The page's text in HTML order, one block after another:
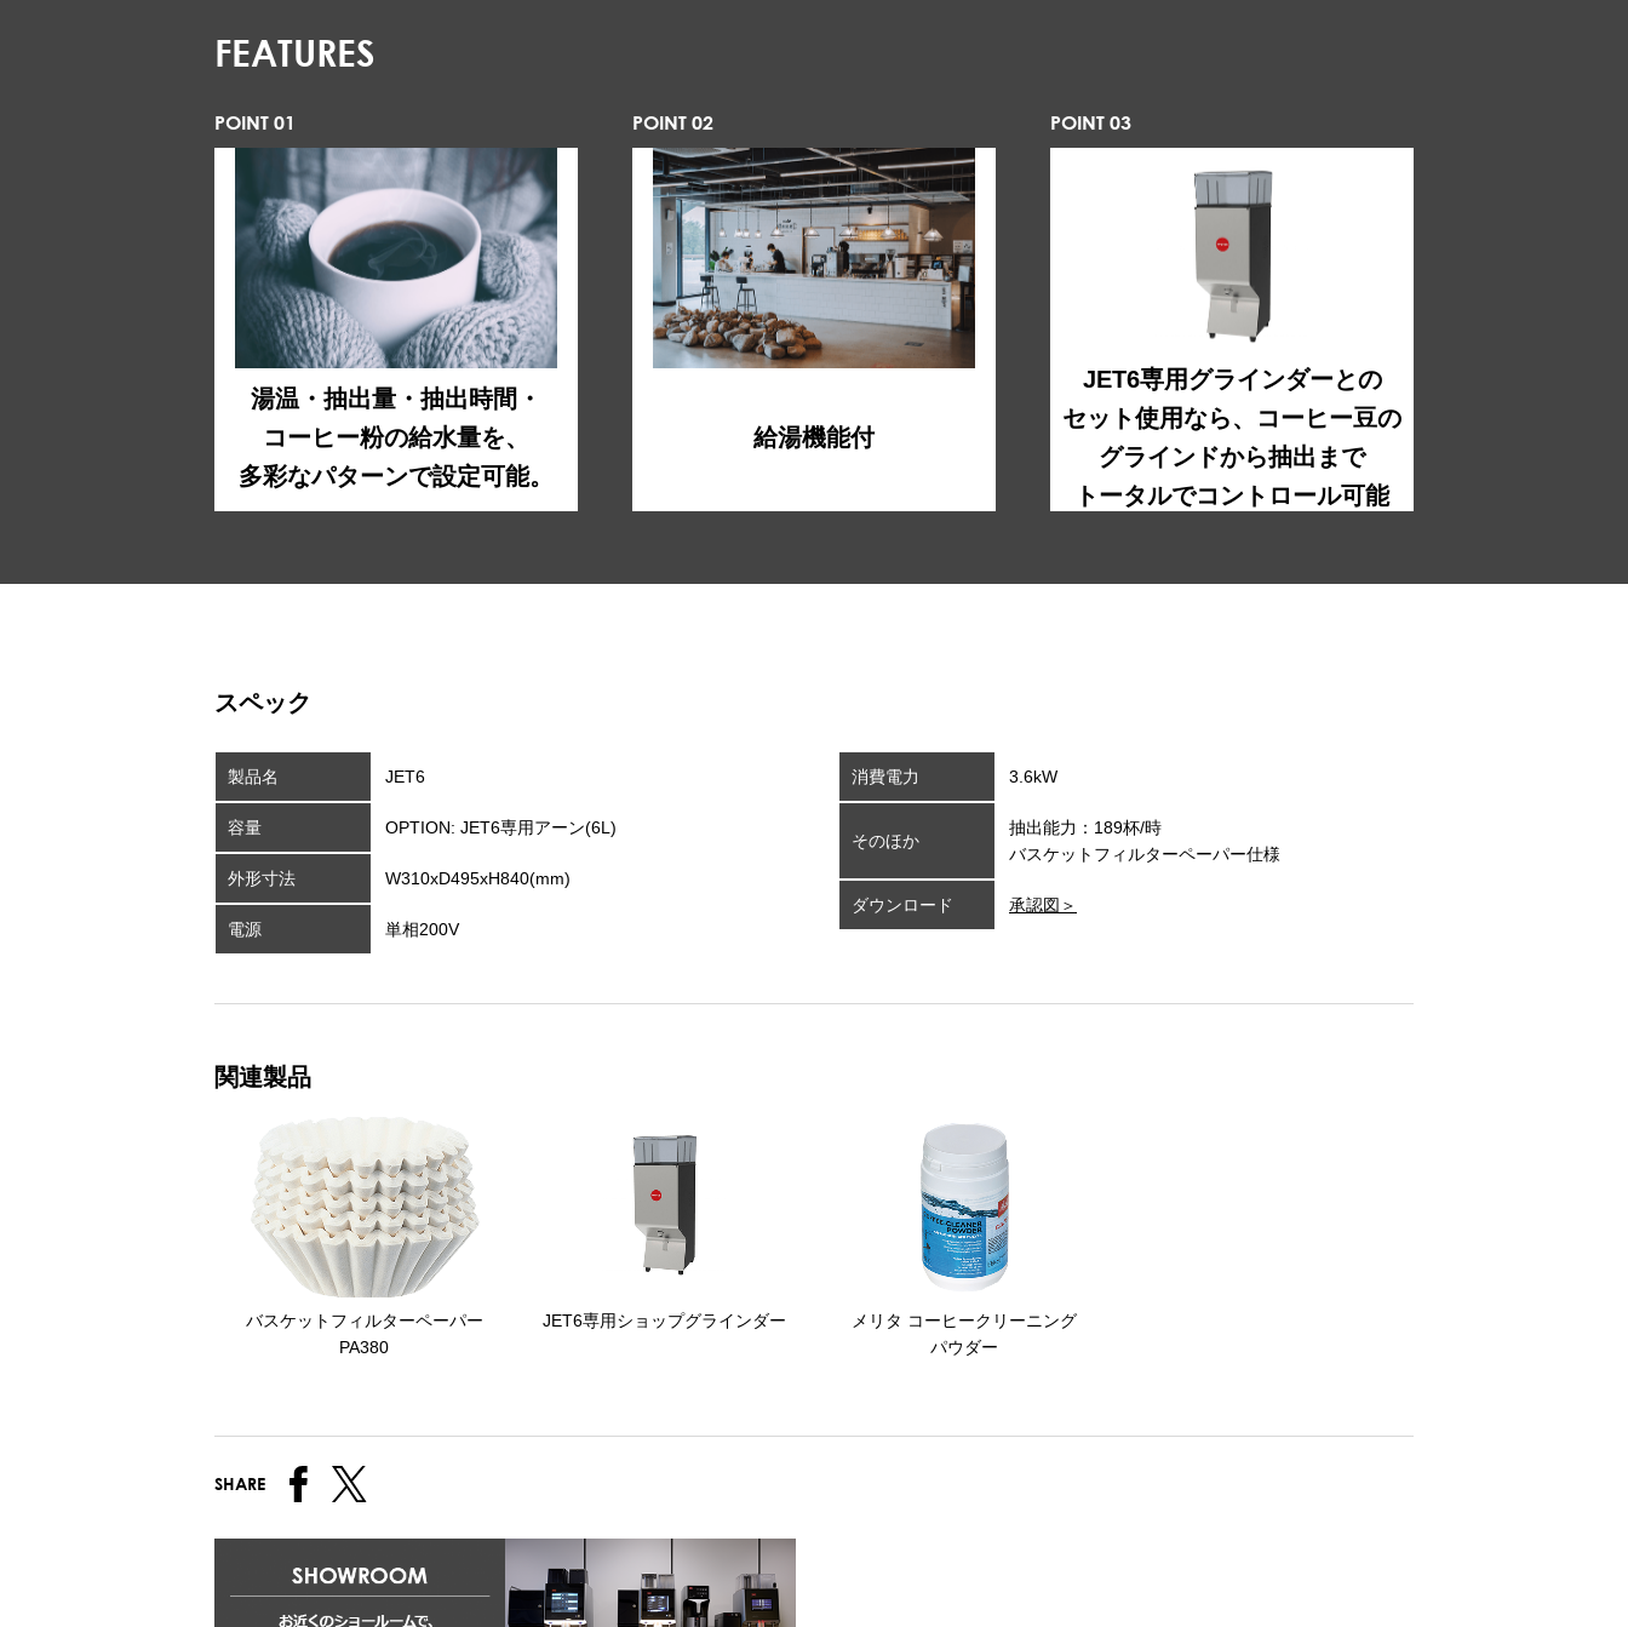
FEATURES
POINT 01
湯温・抽出量・抽出時間・
コーヒー粉の給水量を、
多彩なパターンで設定可能。
POINT 02
給湯機能付
POINT 03
JET6専用グラインダーとの
セット使用なら、コーヒー豆の
グラインドから抽出まで
トータルでコントロール可能
スペック
製品名 JET6
容量 OPTION: JET6専用アーン(6L)
外形寸法 W310xD495xH840(mm)
電源 単相200V
消費電力 3.6kW
そのほか
抽出能力：189杯/時
バスケットフィルターペーパー仕様
ダウンロード 承認図＞
関連製品
バスケットフィルターペーパー
PA380
JET6専用ショップグラインダー
メリタ コーヒークリーニング
パウダー
SHARE